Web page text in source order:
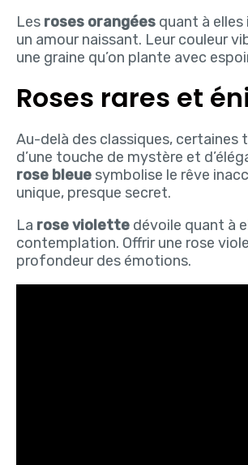
Les roses orangées quant à elles
un amour naissant. Leur couleur
une graine qu’on plante avec
Roses rares et
Au-delà des classiques, certaines
d’une touche de mystère et
rose bleue symbolise le rêve
unique, presque secret.
La rose violette dévoile quant à
contemplation. Offrir une rose
profondeur des émotions.